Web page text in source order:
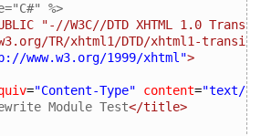
%>
"-//W3C//DTD XHTML 1.0
TR/xhtml1/DTD/xhtml1-
www.w3.org/1999/xhtml">
="Content-Type" content="text/
Module Test</title>